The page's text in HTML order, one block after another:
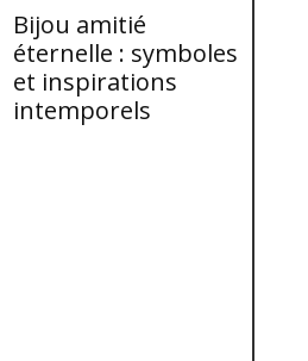
Bijou amitié
éternelle : symboles
et inspirations
intemporels